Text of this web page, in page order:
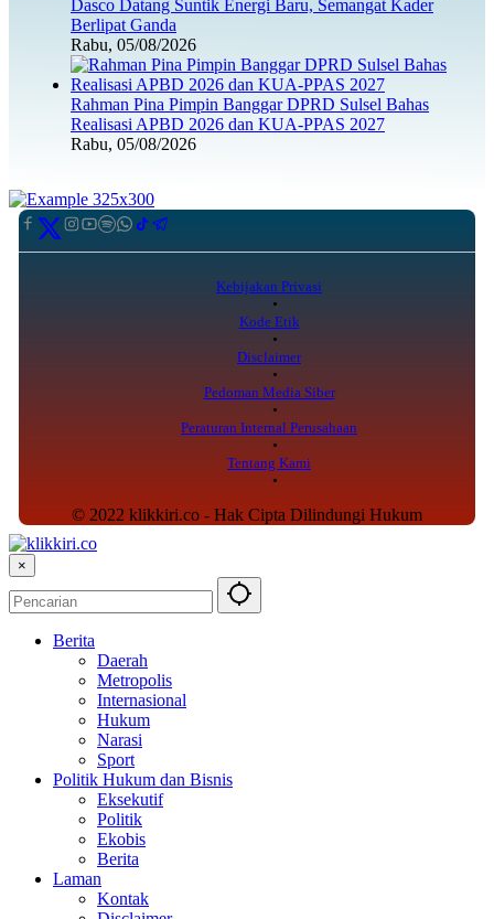
Dasco Datang Suntik Energi Baru, Semangat Kader
Berlipat Ganda
Rabu, 05/08/2026
Rahman Pina Pimpin Banggar DPRD Sulsel Bahas
Realisasi APBD 2026 dan KUA-PPAS 2027
Rabu, 05/08/2026
Kebijakan Privasi
Kode Etik
Disclaimer
Pedoman Media Siber
Peraturan Internal Perusahaan
Tentang Kami
© 2022 klikkiri.co - Hak Cipta Dilindungi Hukum
×
Berita
Daerah
Metropolis
Internasional
Hukum
Narasi
Sport
Politik Hukum dan Bisnis
Eksekutif
Politik
Ekobis
Berita
Laman
Kontak